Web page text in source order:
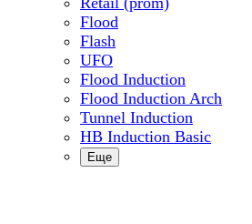
Flood
Flash
UFO
Flood Induction
Flood Induction Arch
Tunnel Induction
HB Induction Basic
Еще